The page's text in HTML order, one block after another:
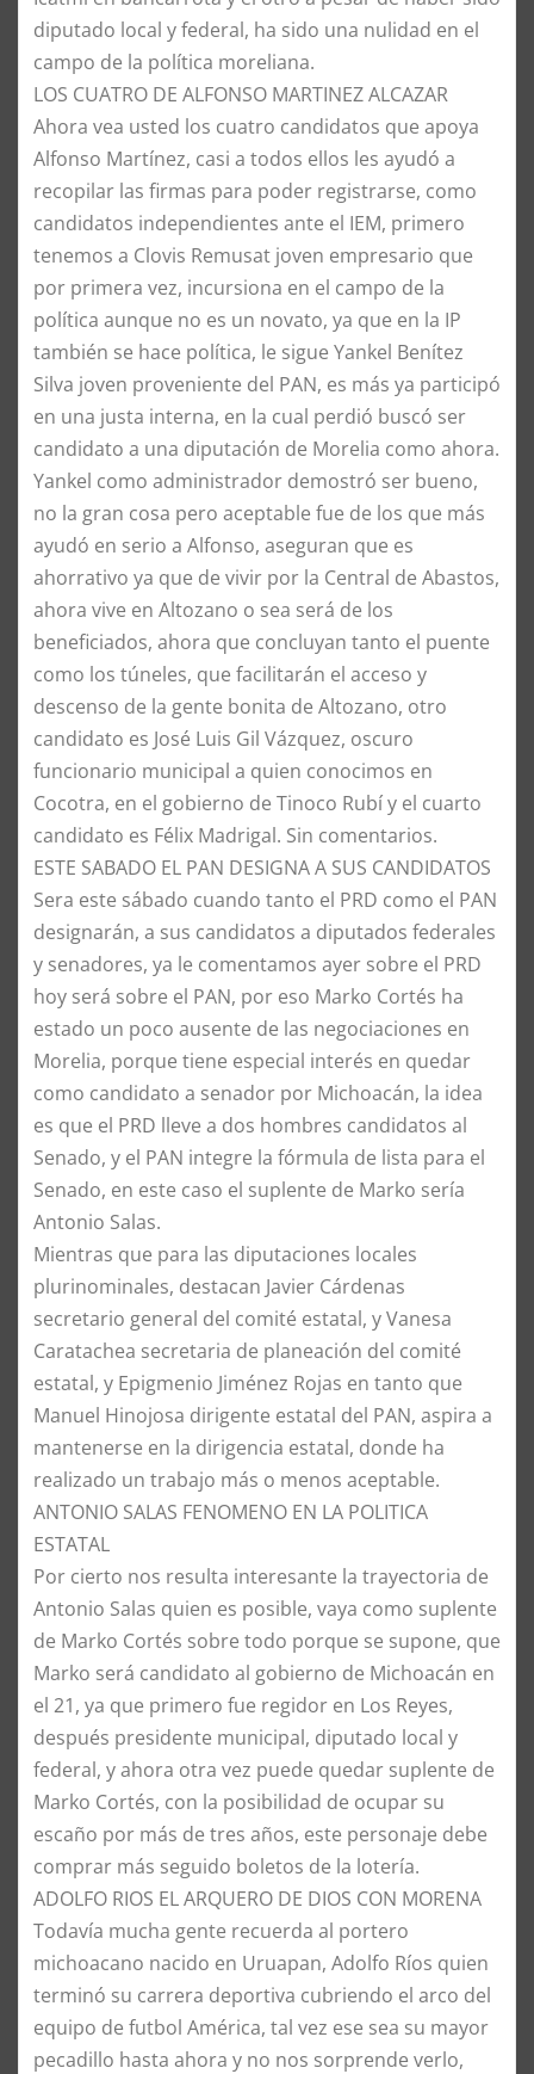
diputado local y federal, ha sido una nulidad en el
campo de la política moreliana.
​LOS CUATRO DE ALFONSO MARTINEZ ALCAZAR
​Ahora vea usted los cuatro candidatos que apoya
Alfonso Martínez, casi a todos ellos les ayudó a
recopilar las firmas para poder registrarse, como
candidatos independientes ante el IEM, primero
tenemos a Clovis Remusat joven empresario que
por primera vez, incursiona en el campo de la
política aunque no es un novato, ya que en la IP
también se hace política, le sigue Yankel Benítez
Silva joven proveniente del PAN, es más ya participó
en una justa interna, en la cual perdió buscó ser
candidato a una diputación de Morelia como ahora.
​Yankel como administrador demostró ser bueno,
no la gran cosa pero aceptable fue de los que más
ayudó en serio a Alfonso, aseguran que es
ahorrativo ya que de vivir por la Central de Abastos,
ahora vive en Altozano o sea será de los
beneficiados, ahora que concluyan tanto el puente
como los túneles, que facilitarán el acceso y
descenso de la gente bonita de Altozano, otro
candidato es José Luis Gil Vázquez, oscuro
funcionario municipal a quien conocimos en
Cocotra, en el gobierno de Tinoco Rubí y el cuarto
candidato es Félix Madrigal. Sin comentarios.
​ESTE SABADO EL PAN DESIGNA A SUS CANDIDATOS
Sera este sábado cuando tanto el PRD como el PAN
designarán, a sus candidatos a diputados federales
y senadores, ya le comentamos ayer sobre el PRD
hoy será sobre el PAN, por eso Marko Cortés ha
estado un poco ausente de las negociaciones en
Morelia, porque tiene especial interés en quedar
como candidato a senador por Michoacán, la idea
es que el PRD lleve a dos hombres candidatos al
Senado, y el PAN integre la fórmula de lista para el
Senado, en este caso el suplente de Marko sería
Antonio Salas.
Mientras que para las diputaciones locales
plurinominales, destacan Javier Cárdenas
secretario general del comité estatal, y Vanesa
Caratachea secretaria de planeación del comité
estatal, y Epigmenio Jiménez Rojas en tanto que
Manuel Hinojosa dirigente estatal del PAN, aspira a
mantenerse en la dirigencia estatal, donde ha
realizado un trabajo más o menos aceptable.
ANTONIO SALAS FENOMENO EN LA POLITICA
ESTATAL
Por cierto nos resulta interesante la trayectoria de
Antonio Salas quien es posible, vaya como suplente
de Marko Cortés sobre todo porque se supone, que
Marko será candidato al gobierno de Michoacán en
el 21, ya que primero fue regidor en Los Reyes,
después presidente municipal, diputado local y
federal, y ahora otra vez puede quedar suplente de
Marko Cortés, con la posibilidad de ocupar su
escaño por más de tres años, este personaje debe
comprar más seguido boletos de la lotería.
ADOLFO RIOS EL ARQUERO DE DIOS CON MORENA
Todavía mucha gente recuerda al portero
michoacano nacido en Uruapan, Adolfo Ríos quien
terminó su carrera deportiva cubriendo el arco del
equipo de futbol América, tal vez ese sea su mayor
pecadillo hasta ahora y no nos sorprende verlo,